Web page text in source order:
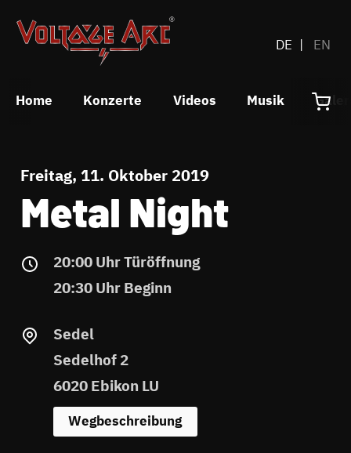
DE EN
Home Konzerte Videos Musik
Freitag, 11. Oktober 2019
Metal Night
20:00 Uhr Türöffnung
20:30 Uhr Beginn
Sedel
Sedelhof 2
6020 Ebikon LU
Wegbeschreibung